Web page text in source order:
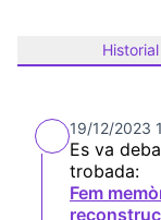
Historial
19/12/2023
Es va
trobada:
Fem